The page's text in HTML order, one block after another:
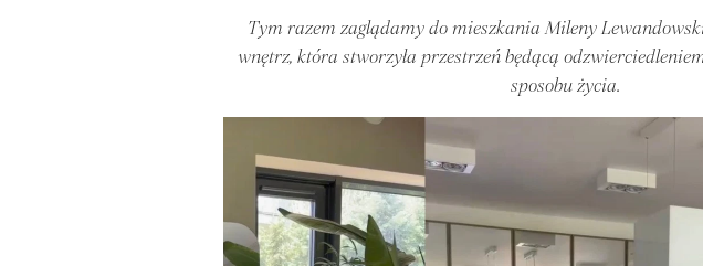
Tym razem zaglądamy do mieszkania Mileny
wnętrz, która stworzyła przestrzeń będącą
sposobu życia.